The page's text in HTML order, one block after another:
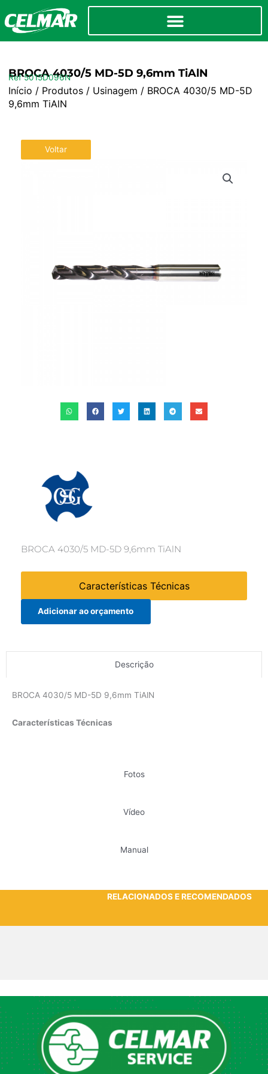
BROCA 4030/5 MD-5D 9,6mm TiAlN
Ref 5015D096N
Início / Produtos/ Usinagem / BROCA 4030/5 MD-5D
9,6mm TiAlN
Voltar
BROCA 4030/5 MD-5D 9,6mm TiAlN
Características Técnicas
Adicionar ao orçamento
Descrição
Fotos
Vídeo
Manual
BROCA 4030/5 MD-5D 9,6mm TiAlN
Características Técnicas
RELACIONADOS E RECOMENDADOS